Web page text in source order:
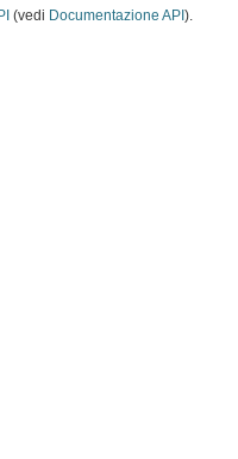
(vedi Documentazione API ).